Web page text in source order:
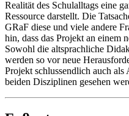
Realität des Schulalltags eine
Ressource darstellt. Die
GRaF diese und viele andere
hin, dass das Projekt an einem
Sowohl die altsprachliche
werden so vor neue
Projekt schlussendlich auch
beiden Disziplinen gesehen